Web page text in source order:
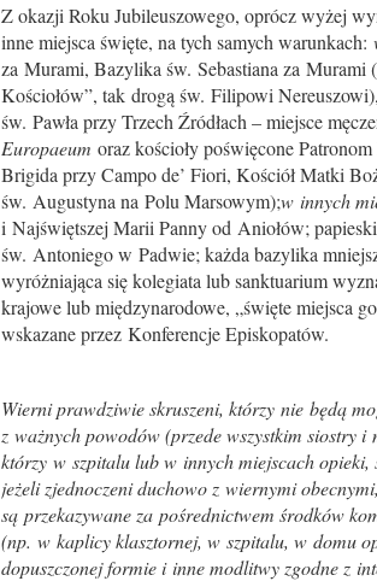
Z okazji Roku Jubileuszowego, oprócz wyżej
inne miejsca święte, na tych samych warunkach:
za Murami, Bazylika św. Sebastiana za Murami
Kościołów”, tak drogą św. Filipowi
św. Pawła przy Trzech Źródłach – miejsce
Europaeum oraz kościoły poświęcone
Brigida przy Campo de’ Fiori, Kościół Matki
św. Augustyna na Polu Marsowym);w innych
i Najświętszej Marii Panny od Aniołów;
św. Antoniego w Padwie; każda bazylika
wyróżniająca się kolegiata lub sanktuarium
krajowe lub międzynarodowe, „święte miejsca
wskazane przez Konferencje Episkopatów.
Wierni prawdziwie skruszeni, którzy nie będą
z ważnych powodów (przede wszystkim siostry
którzy w szpitalu lub w innych miejscach opieki,
jeżeli zjednoczeni duchowo z wiernymi
są przekazywane za pośrednictwem środków
(np. w kaplicy klasztornej, w szpitalu, w domu
dopuszczonej formie i inne modlitwy zgodne z